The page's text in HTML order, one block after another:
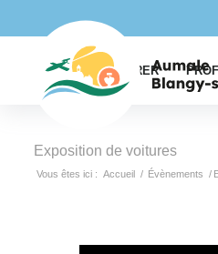
EXPLORER
Exposition de voitures
Vous êtes ici : Accueil / Évènements /